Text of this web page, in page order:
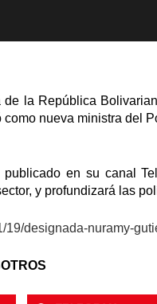
de la República
nueva ministra del
en su canal
y profundizará las
19/designada-nuramy-